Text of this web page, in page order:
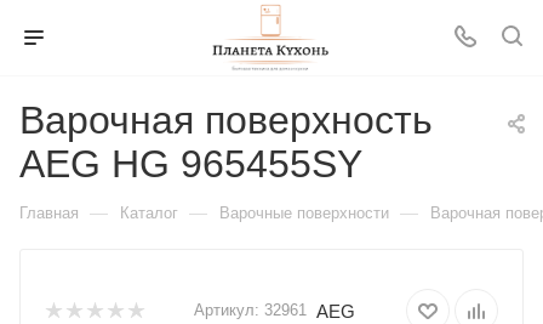
Варочная поверхность
AEG HG 965455SY
Главная — Каталог — Варочные поверхности — Варочная
Артикул: 32961 AEG